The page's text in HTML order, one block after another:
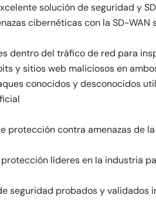
solución de seguridad y
cibernéticas con la SD-
dentro del tráfico de red para
y sitios web maliciosos en
conocidos y desconocidos
protección contra amenazas de
líderes en la industria
seguridad probados y validados